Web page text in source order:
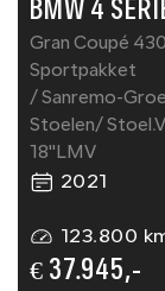
BMW 4
Gran Coupé
Sportpakket
/ Sanremo-
Stoelen/
18''LMV
2021
123.800
€ 37.945,-